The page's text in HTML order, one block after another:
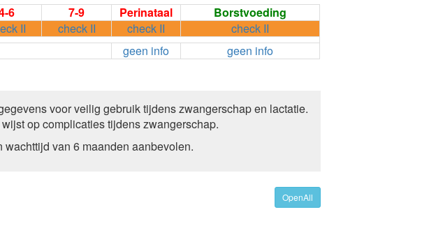
6 7-9 Perinataal
Borstvoeding
II check II check II
check II
geen info
geen info
voor veilig gebruik tijdens zwangerschap en lactatie.
op complicaties tijdens zwangerschap.
van 6 maanden aanbevolen.
OpenAll